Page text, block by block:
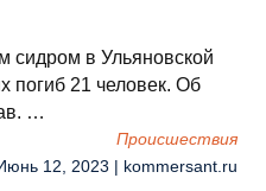
сидром в Ульяновской
погиб 21 человек. Об
…
Происшествия
12, 2023 | kommersant.ru